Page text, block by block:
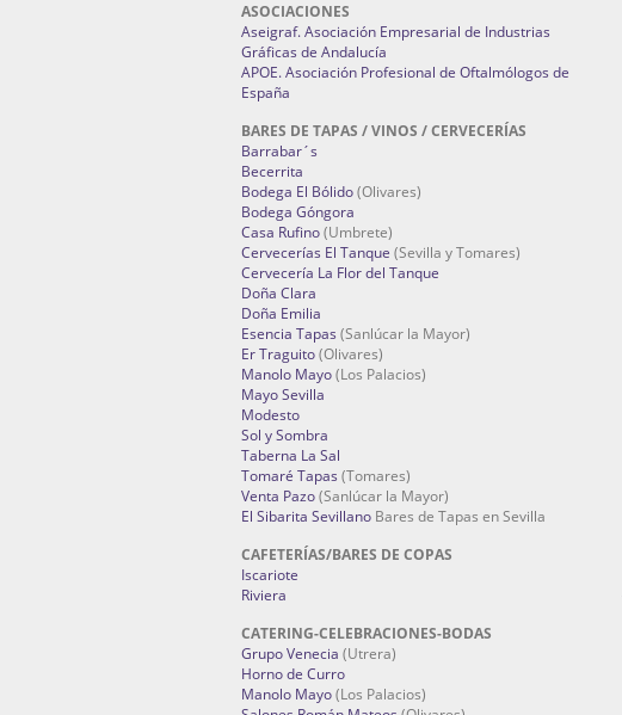
ASOCIACIONES
Aseigraf. Asociación Empresarial de Industrias
Gráficas de Andalucía
APOE. Asociación Profesional de Oftalmólogos de
España
BARES DE TAPAS / VINOS / CERVECERÍAS
Barrabar´s
Becerrita
Bodega El Bólido(Olivares)
Bodega Góngora
Casa Rufino(Umbrete)
Cervecerías El Tanque (Sevilla y Tomares)
Cervecería La Flor del Tanque
Doña Clara
Doña Emilia
Esencia Tapas (Sanlúcar la Mayor)
Er Traguito(Olivares)
Manolo Mayo(Los Palacios)
Mayo Sevilla
Modesto
Sol y Sombra
Taberna La Sal
Tomaré Tapas (Tomares)
Venta Pazo(Sanlúcar la Mayor)
El Sibarita Sevillano Bares de Tapas en Sevilla
CAFETERÍAS/BARES DE COPAS
Iscariote
Riviera
CATERING-CELEBRACIONES-BODAS
Grupo Venecia (Utrera)
Horno de Curro
Manolo Mayo(Los Palacios)